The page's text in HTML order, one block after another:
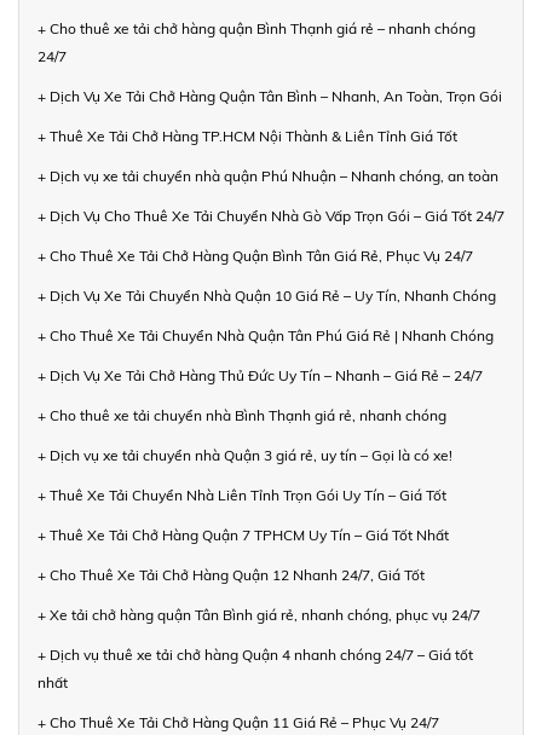
+ Cho thuê xe tải chở hàng quận Bình Thạnh giá rẻ – nhanh chóng
24/7
+ Dịch Vụ Xe Tải Chở Hàng Quận Tân Bình – Nhanh, An Toàn, Trọn Gói
+ Thuê Xe Tải Chở Hàng TP.HCM Nội Thành & Liên Tỉnh Giá Tốt
+ Dịch vụ xe tải chuyển nhà quận Phú Nhuận – Nhanh chóng, an toàn
+ Dịch Vụ Cho Thuê Xe Tải Chuyển Nhà Gò Vấp Trọn Gói – Giá Tốt 24/7
+ Cho Thuê Xe Tải Chở Hàng Quận Bình Tân Giá Rẻ, Phục Vụ 24/7
+ Dịch Vụ Xe Tải Chuyển Nhà Quận 10 Giá Rẻ – Uy Tín, Nhanh Chóng
+ Cho Thuê Xe Tải Chuyển Nhà Quận Tân Phú Giá Rẻ | Nhanh Chóng
+ Dịch Vụ Xe Tải Chở Hàng Thủ Đức Uy Tín – Nhanh – Giá Rẻ – 24/7
+ Cho thuê xe tải chuyển nhà Bình Thạnh giá rẻ, nhanh chóng
+ Dịch vụ xe tải chuyển nhà Quận 3 giá rẻ, uy tín – Gọi là có xe!
+ Thuê Xe Tải Chuyển Nhà Liên Tỉnh Trọn Gói Uy Tín – Giá Tốt
+ Thuê Xe Tải Chở Hàng Quận 7 TPHCM Uy Tín – Giá Tốt Nhất
+ Cho Thuê Xe Tải Chở Hàng Quận 12 Nhanh 24/7, Giá Tốt
+ Xe tải chở hàng quận Tân Bình giá rẻ, nhanh chóng, phục vụ 24/7
+ Dịch vụ thuê xe tải chở hàng Quận 4 nhanh chóng 24/7 – Giá tốt
nhất
+ Cho Thuê Xe Tải Chở Hàng Quận 11 Giá Rẻ – Phục Vụ 24/7